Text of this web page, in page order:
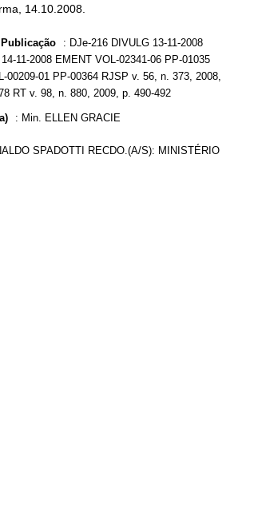
14.10.2008.
Publicação : DJe-216 DIVULG 13-11-2008
11-2008 EMENT VOL-02341-06 PP-01035
00209-01 PP-00364 RJSP v. 56, n. 373, 2008,
RT v. 98, n. 880, 2009, p. 490-492
: Min. ELLEN GRACIE
SPADOTTI RECDO.(A/S): MINISTÉRIO